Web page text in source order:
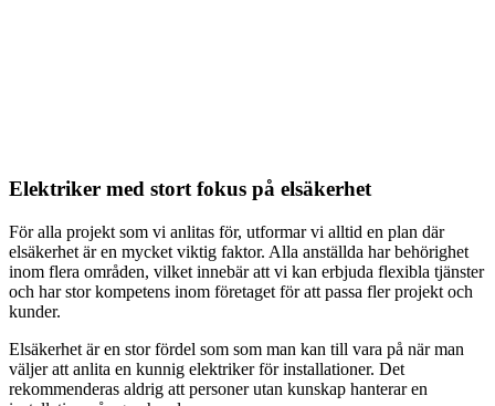
Elektriker med stort fokus på elsäkerhet
För alla projekt som vi anlitas för, utformar vi alltid en plan där
elsäkerhet är en mycket viktig faktor. Alla anställda har behörighet
inom flera områden, vilket innebär att vi kan erbjuda flexibla tjänster
och har stor kompetens inom företaget för att passa fler projekt och
kunder.
Elsäkerhet är en stor fördel som som man kan till vara på när man
väljer att anlita en kunnig elektriker för installationer. Det
rekommenderas aldrig att personer utan kunskap hanterar en